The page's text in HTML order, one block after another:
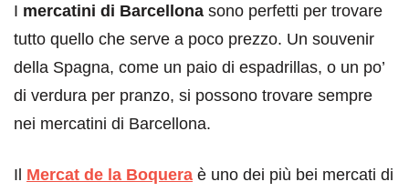
I mercatini di Barcellona sono perfetti per trovare
tutto quello che serve a poco prezzo. Un souvenir
della Spagna, come un paio di espadrillas, o un po’
di verdura per pranzo, si possono trovare sempre
nei mercatini di Barcellona.
Il Mercat de la Boquera è uno dei più bei mercati di